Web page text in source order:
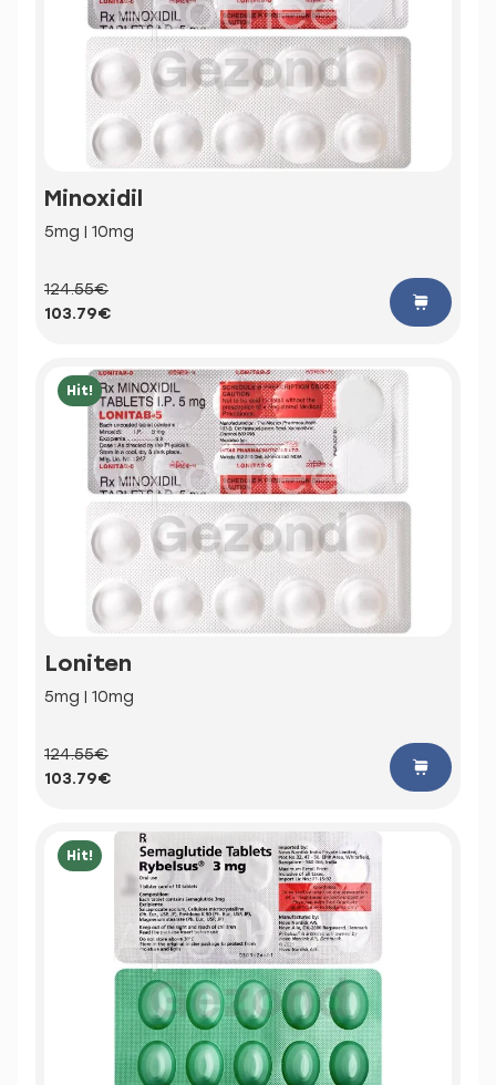
Minoxidil
5mg | 10mg
124.55€
103.79€
Hit!
Loniten
5mg | 10mg
124.55€
103.79€
Hit!